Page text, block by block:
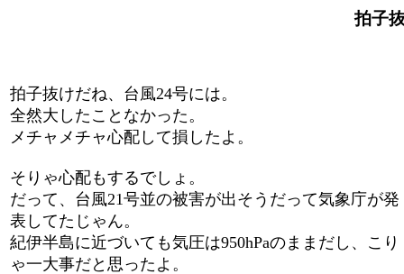
拍子
拍子抜けだね、台風24号には。
全然大したことなかった。
メチャメチャ心配して損したよ。
そりゃ心配もするでしょ。
だって、台風21号並の被害が出そうだって気象庁が発
表してたじゃん。
紀伊半島に近づいても気圧は950hPaのままだし、こり
ゃ一大事だと思ったよ。